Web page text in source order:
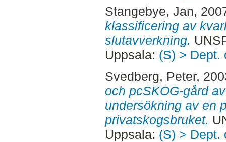
Stangebye, Jan,
klassificering av
slutavverkning.
Uppsala: (S) > Dept.
Svedberg, Peter,
och pcSKOG-gård
undersökning av en
privatskogsbruket.
Uppsala: (S) > Dept.